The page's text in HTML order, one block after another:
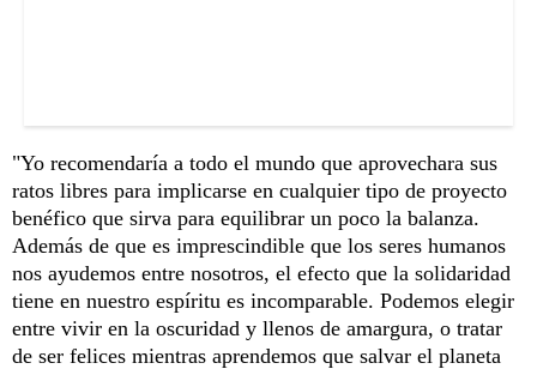
"Yo recomendaría a todo el mundo que aprovechara sus
ratos libres para implicarse en cualquier tipo de proyecto
benéfico que sirva para equilibrar un poco la balanza.
Además de que es imprescindible que los seres humanos
nos ayudemos entre nosotros, el efecto que la solidaridad
tiene en nuestro espíritu es incomparable. Podemos elegir
entre vivir en la oscuridad y llenos de amargura, o tratar
de ser felices mientras aprendemos que salvar el planeta